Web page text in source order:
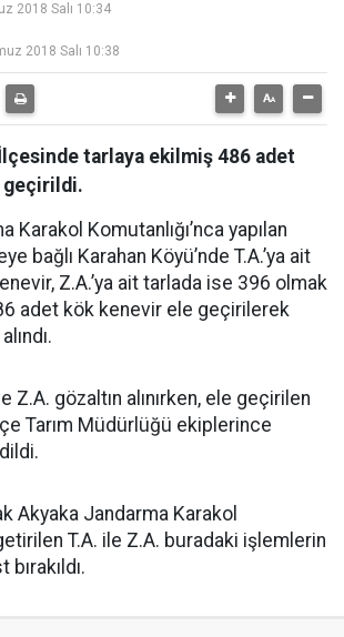
2018 Salı 10:34
2018 Salı 10:38
İlçesinde tarlaya ekilmiş 486 adet
geçirildi.
Karakol Komutanlığı’nca yapılan
bağlı Karahan Köyü’nde T.A.’ya ait
Z.A.’ya ait tarlada ise 396 olmak
adet kök kenevir ele geçirilerek
Z.A. gözaltın alınırken, ele geçirilen
Tarım Müdürlüğü ekiplerince
Akyaka Jandarma Karakol
getirilen T.A. ile Z.A. buradaki işlemlerin